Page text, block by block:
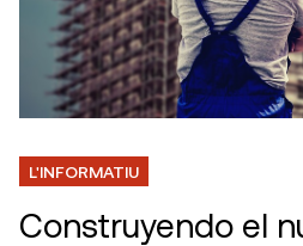
L'INFORMATIU
Construyendo el